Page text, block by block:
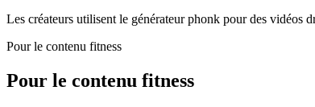
Les créateurs utilisent le générateur phonk pour des vidéos
Pour le contenu fitness
Pour le contenu fitness